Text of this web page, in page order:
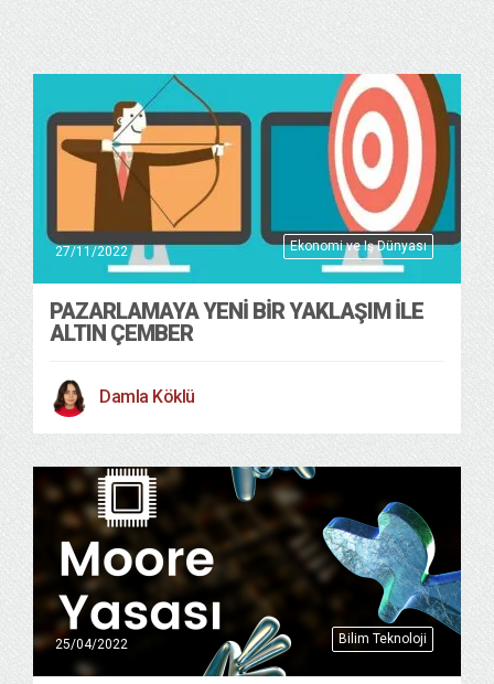
Ekonomi ve Iş Dünyası
27/11/2022
PAZARLAMAYA YENI BIR YAKLAŞIM İLE
ALTIN ÇEMBER
Damla Köklü
Bilim Teknoloji
25/04/2022